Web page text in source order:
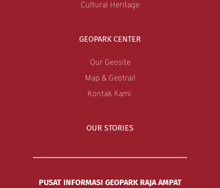
Cultural Heritage
GEOPARK CENTER
Our Geosite
Map & Geotrail
Kontak Kami
OUR STORIES
PUSAT INFORMASI GEOPARK RAJA AMPAT